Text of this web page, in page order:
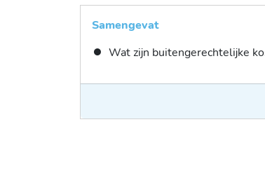
Samengevat
Wat zijn buitengerechtelijke